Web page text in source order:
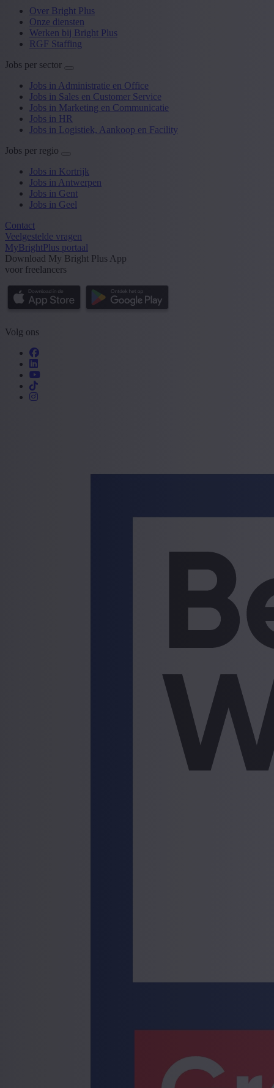
Over Bright Plus
Onze diensten
Werken bij Bright Plus
RGF Staffing
Jobs per sector
Jobs in Administratie en Office
Jobs in Sales en Customer Service
Jobs in Marketing en Communicatie
Jobs in HR
Jobs in Logistiek, Aankoop en Facility
Jobs per regio
Jobs in Kortrijk
Jobs in Antwerpen
Jobs in Gent
Jobs in Geel
Contact
Veelgestelde vragen
MyBrightPlus portaal
Download My Bright Plus App
voor freelancers
Volg ons